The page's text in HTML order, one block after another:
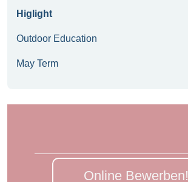
Higlight
Outdoor Education
May Term
Online Bewerben!